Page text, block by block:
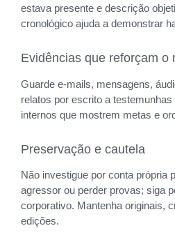
estava presente e descrição
cronológico ajuda a demonstrar
Evidências que reforçam o
Guarde e-mails, mensagens,
relatos por escrito a
internos que mostrem metas e
Preservação e cautela
Não investigue por conta própria
agressor ou perder provas; siga
corporativo. Mantenha originais,
edições.